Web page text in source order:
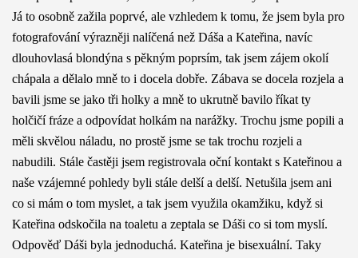
Já to osobně zažila poprvé, ale vzhledem k tomu, že jsem byla pro
fotografování výrazněji nalíčená než Dáša a Kateřina, navíc
dlouhovlasá blondýna s pěkným poprsím, tak jsem zájem okolí
chápala a dělalo mně to i docela dobře. Zábava se docela rozjela a
bavili jsme se jako tři holky a mně to ukrutně bavilo říkat ty
holčičí fráze a odpovídat holkám na narážky. Trochu jsme popili a
měli skvělou náladu, no prostě jsme se tak trochu rozjeli a
nabudili. Stále častěji jsem registrovala oční kontakt s Kateřinou a
naše vzájemné pohledy byli stále delší a delší. Netušila jsem ani
co si mám o tom myslet, a tak jsem využila okamžiku, když si
Kateřina odskočila na toaletu a zeptala se Dáši co si tom myslí.
Odpověď Dáši byla jednoduchá. Kateřina je bisexuální. Taky